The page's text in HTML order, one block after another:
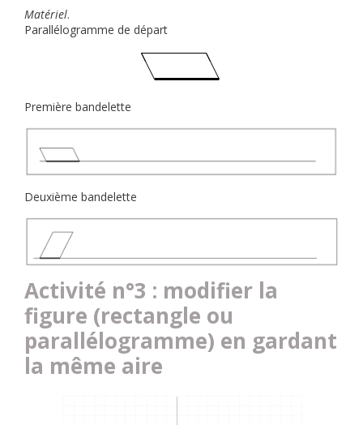
Matériel.
Parallélogramme de départ
Première bandelette
Deuxième bandelette
Activité n°3 : modifier la
figure (rectangle ou
parallélogramme) en gardant
la même aire